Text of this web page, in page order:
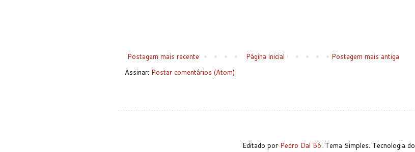
Postagem mais recente Postagem mais antiga
Página inicial
Assinar: Postar comentários (Atom)
Editado por Pedro Dal Bó. Tema Simples. Tecnologia do